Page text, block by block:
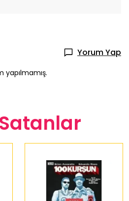
Yorum Yap
yapılmamış.